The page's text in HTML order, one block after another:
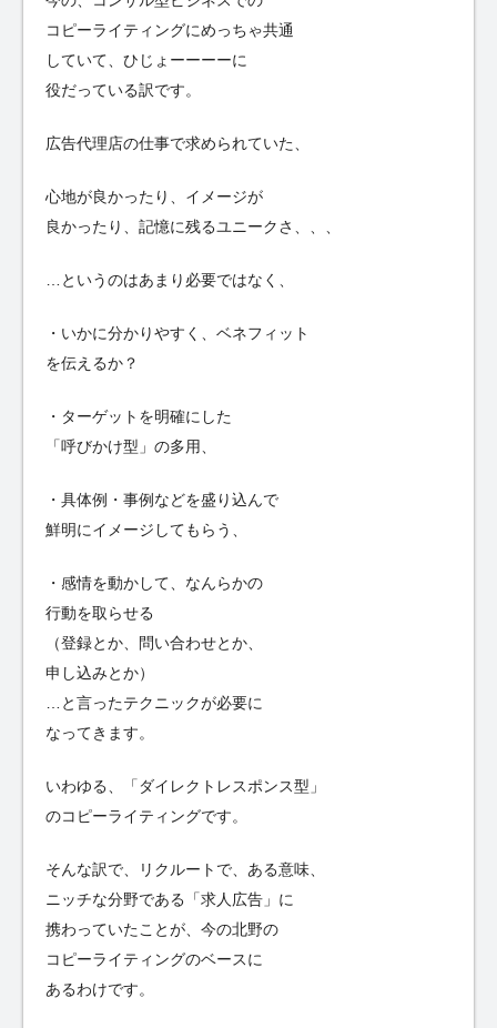
コピーライティングにめっちゃ共通
していて、ひじょーーーーに
役だっている訳です。
広告代理店の仕事で求められていた、
心地が良かったり、イメージが
良かったり、記憶に残るユニークさ、、、
…というのはあまり必要ではなく、
・いかに分かりやすく、ベネフィット
を伝えるか？
・ターゲットを明確にした
「呼びかけ型」の多用、
・具体例・事例などを盛り込んで
鮮明にイメージしてもらう、
・感情を動かして、なんらかの
行動を取らせる
（登録とか、問い合わせとか、
申し込みとか）
…と言ったテクニックが必要に
なってきます。
いわゆる、「ダイレクトレスポンス型」
のコピーライティングです。
そんな訳で、リクルートで、ある意味、
ニッチな分野である「求人広告」に
携わっていたことが、今の北野の
コピーライティングのベースに
あるわけです。